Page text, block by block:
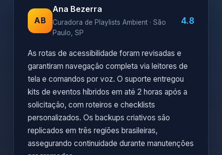
AB
Ana Bezerra
Curadora de Playlists Ambient · São
Paulo, SP
4.8
As rotas de acessibilidade foram revisadas e
garantiram navegação completa via leitores de
tela e comandos por voz. O suporte entregou
kits de eventos híbridos em até 2 horas após a
solicitação, com roteiros e checklists
personalizados. Os backups criativos são
replicados em três regiões brasileiras,
assegurando continuidade durante manutenções